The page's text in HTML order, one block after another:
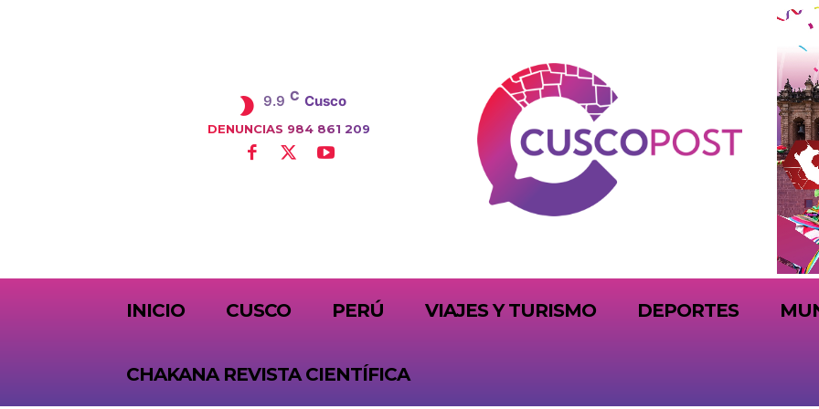
9.9 C Cusco
DENUNCIAS 984 861 209
INICIO CUSCO PERÚ VIAJES Y TURISMO DEPORTES
CHAKANA REVISTA CIENTÍFICA